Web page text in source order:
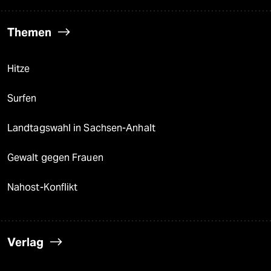
Themen
Hitze
Surfen
Landtagswahl in Sachsen-Anhalt
Gewalt gegen Frauen
Nahost-Konflikt
Verlag